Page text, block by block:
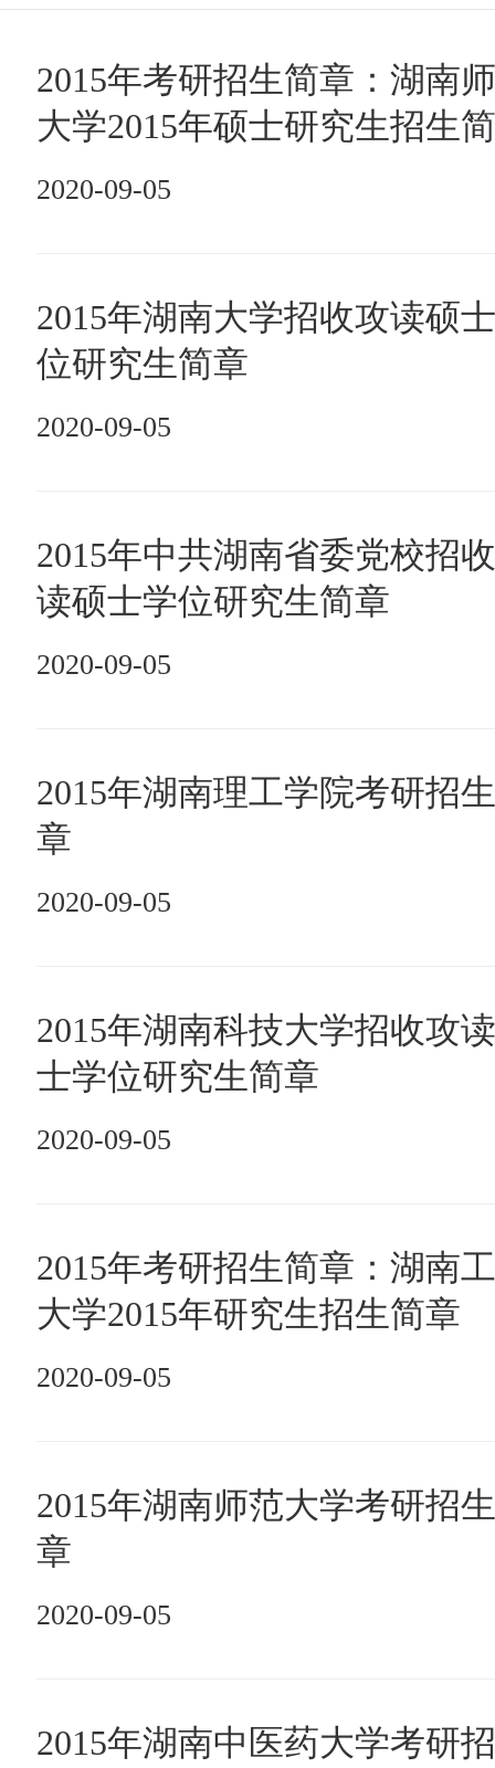
2015年考研招生简章：湖南
大学2015年硕士研究生招生
2020-09-05
2015年湖南大学招收攻读硕
位研究生简章
2020-09-05
2015年中共湖南省委党校招
读硕士学位研究生简章
2020-09-05
2015年湖南理工学院考研招
章
2020-09-05
2015年湖南科技大学招收攻
士学位研究生简章
2020-09-05
2015年考研招生简章：湖南
大学2015年研究生招生简章
2020-09-05
2015年湖南师范大学考研招
章
2020-09-05
2015年湖南中医药大学考研